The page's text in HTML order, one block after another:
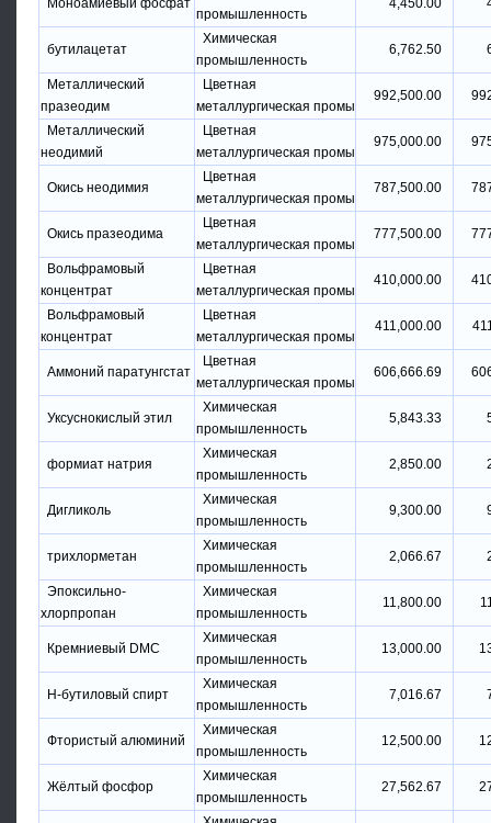
Моноамиевый фосфат
промышленность
4,450.00
бутилацетат
Химическая
промышленность
6,762.50
Металлический
празеодим
Цветная
металлургическая промы
992,500.00
Металлический
неодимий
Цветная
металлургическая промы
975,000.00
Окись неодимия
Цветная
металлургическая промы
787,500.00
Окись празеодима
Цветная
металлургическая промы
777,500.00
Вольфрамовый
концентрат
Цветная
металлургическая промы
410,000.00
Вольфрамовый
концентрат
Цветная
металлургическая промы
411,000.00
Аммоний паратунгстат
Цветная
металлургическая промы
606,666.69
Уксуснокислый этил
Химическая
промышленность
5,843.33
формиат натрия
Химическая
промышленность
2,850.00
Дигликоль
Химическая
промышленность
9,300.00
трихлорметан
Химическая
промышленность
2,066.67
Эпоксильно-
хлорпропан
Химическая
промышленность
11,800.00
Кремниевый DMC
Химическая
промышленность
13,000.00
Н-бутиловый спирт
Химическая
промышленность
7,016.67
Фтористый алюминий
Химическая
промышленность
12,500.00
Жёлтый фосфор
Химическая
промышленность
27,562.67